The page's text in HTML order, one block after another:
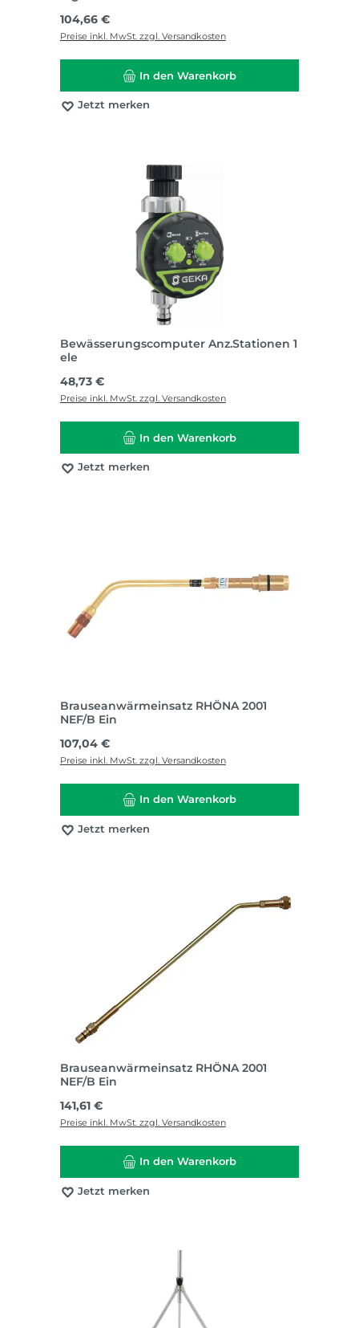
Regulärer Preis:
104,66 €
Preise inkl. MwSt. zzgl. Versandkosten
In den Warenkorb
Jetzt merken
Bewässerungscomputer Anz.Stationen 1
ele
Regulärer Preis:
48,73 €
Preise inkl. MwSt. zzgl. Versandkosten
In den Warenkorb
Jetzt merken
Brauseanwärmeinsatz RHÖNA 2001
NEF/B Ein
Regulärer Preis:
107,04 €
Preise inkl. MwSt. zzgl. Versandkosten
In den Warenkorb
Jetzt merken
Brauseanwärmeinsatz RHÖNA 2001
NEF/B Ein
Regulärer Preis:
141,61 €
Preise inkl. MwSt. zzgl. Versandkosten
In den Warenkorb
Jetzt merken